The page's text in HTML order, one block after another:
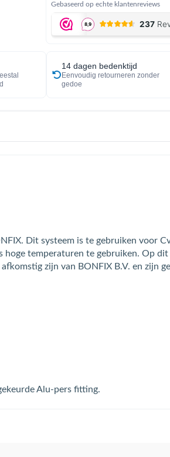
Gebaseerd op echte klantenreviews
14 dagen bedenktijd
Eenvoudig retourneren zonder
gedoe
Dit systeem is te gebruiken voor
temperaturen te gebruiken. Op
zijn van BONFIX B.V. en zijn
Alu-pers fitting.